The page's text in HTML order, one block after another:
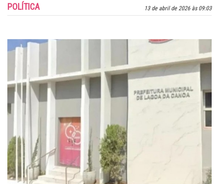
13 de abril de 2026 às 09:03
POLÍTICA